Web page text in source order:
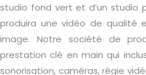
studio fond vert et d’un studio
produira une vidéo de qualité
image. Notre société de
prestation clé en main qui
sonorisation, caméras, régie